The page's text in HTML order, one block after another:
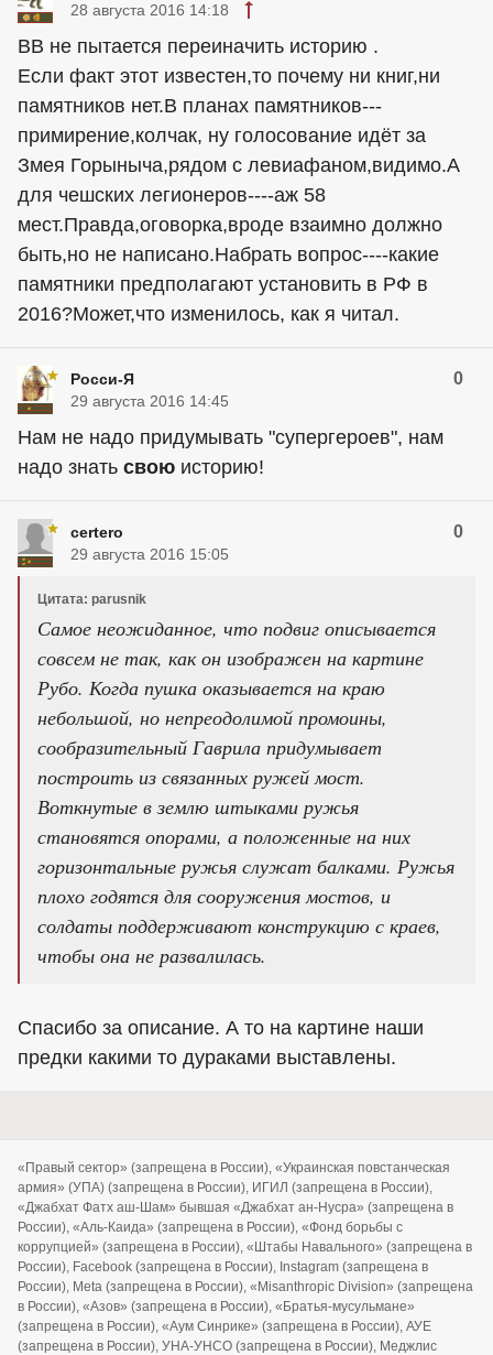
28 августа 2016 14:18
ВВ не пытается переиначить историю .
Если факт этот известен,то почему ни книг,ни
памятников нет.В планах памятников---
примирение,колчак, ну голосование идёт за
Змея Горыныча,рядом с левиафаном,видимо.А
для чешских легионеров----аж 58
мест.Правда,оговорка,вроде взаимно должно
быть,но не написано.Набрать вопрос----какие
памятники предполагают установить в РФ в
2016?Может,что изменилось, как я читал.
Росси-Я 0
29 августа 2016 14:45
Нам не надо придумывать "супергероев", нам
надо знать свою историю!
certero 0
29 августа 2016 15:05
Цитата: parusnik
Самое неожиданное, что подвиг описывается
совсем не так, как он изображен на картине
Рубо. Когда пушка оказывается на краю
небольшой, но непреодолимой промоины,
сообразительный Гаврила придумывает
построить из связанных ружей мост.
Воткнутые в землю штыками ружья
становятся опорами, а положенные на них
горизонтальные ружья служат балками. Ружья
плохо годятся для сооружения мостов, и
солдаты поддерживают конструкцию с краев,
чтобы она не развалилась.
Спасибо за описание. А то на картине наши
предки какими то дураками выставлены.
«Правый сектор» (запрещена в России), «Украинская повстанческая
армия» (УПА) (запрещена в России), ИГИЛ (запрещена в России),
«Джабхат Фатх аш-Шам» бывшая «Джабхат ан-Нусра» (запрещена в
России), «Аль-Каида» (запрещена в России), «Фонд борьбы с
коррупцией» (запрещена в России), «Штабы Навального» (запрещена в
России), Facebook (запрещена в России), Instagram (запрещена в
России), Meta (запрещена в России), «Misanthropic Division» (запрещена
в России), «Азов» (запрещена в России), «Братья-мусульмане»
(запрещена в России), «Аум Синрике» (запрещена в России), АУЕ
(запрещена в России), УНА-УНСО (запрещена в России), Меджлис